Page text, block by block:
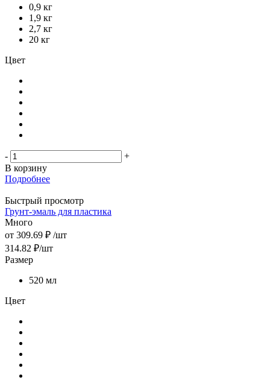
0,9 кг
1,9 кг
2,7 кг
20 кг
Цвет
-
+
В корзину
Подробнее
Быстрый просмотр
Грунт-эмаль для пластика
Много
от 309.69 ₽ /шт
314.82 ₽/шт
Размер
520 мл
Цвет